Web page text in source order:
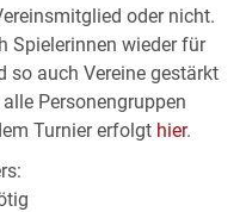
oder nicht.
Spielerinnen wieder für
so auch Vereine gestärkt
Personengruppen
Turnier erfolgt hier.